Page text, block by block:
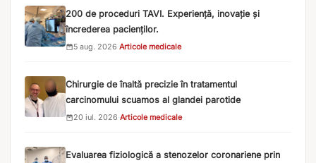
200 de proceduri TAVI. Experiență, inovație și
încrederea pacienților.
5 aug. 2026·Articole medicale
Chirurgie de înaltă precizie în tratamentul
carcinomului scuamos al glandei parotide
20 iul. 2026·Articole medicale
Evaluarea fiziologică a stenozelor coronariene prin